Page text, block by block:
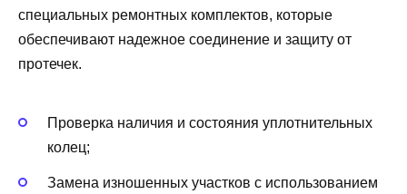
специальных ремонтных комплектов, которые
обеспечивают надежное соединение и защиту от
протечек.
Проверка наличия и состояния уплотнительных
колец;
Замена изношенных участков с использованием